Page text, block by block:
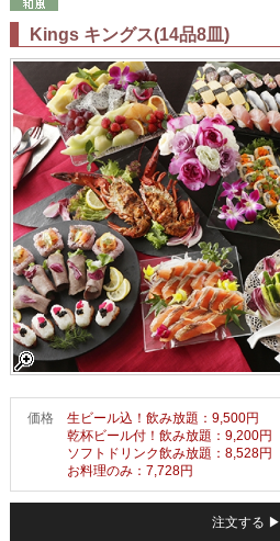
Kings キングス(14品8皿)
価格
生ビール込！飲み放題：9,500円
乾杯ビール付！飲み放題：9,200円
ソフトドリンク飲み放題：8,528円
お料理のみ：7,728円
注文する ▶